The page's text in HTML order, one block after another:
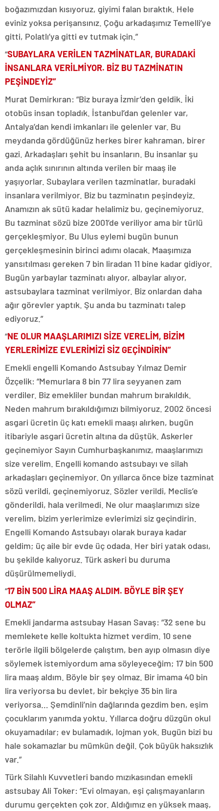
boğazımızdan kısıyoruz, giyimi falan bıraktık. Hele
eviniz yoksa perişansınız. Çoğu arkadaşımız Temelli’ye
gitti, Polatlı’ya gitti ev tutmak için.”
“SUBAYLARA VERİLEN TAZMİNATLAR, BURADAKİ
İNSANLARA VERİLMİYOR. BİZ BU TAZMİNATIN
PEŞİNDEYİZ”
Murat Demirkıran: “Biz buraya İzmir’den geldik. İki
otobüs insan topladık. İstanbul’dan gelenler var,
Antalya’dan kendi imkanları ile gelenler var. Bu
meydanda gördüğünüz herkes birer kahraman, birer
gazi. Arkadaşları şehit bu insanların. Bu insanlar şu
anda açlık sınırının altında verilen bir maaş ile
yaşıyorlar. Subaylara verilen tazminatlar, buradaki
insanlara verilmiyor. Biz bu tazminatın peşindeyiz.
Anamızın ak sütü kadar helalimiz bu, geçinemiyoruz.
Bu tazminat sözü bize 2001’de veriliyor ama bir türlü
gerçekleşmiyor. Bu Ulus eylemi bugün bunun
gerçekleşmesinin birinci adımı olacak. Maaşımıza
yansıtılması gereken 7 bin liradan 11 bine kadar gidiyor.
Bugün yarbaylar tazminatı alıyor, albaylar alıyor,
astsubaylara tazminat verilmiyor. Biz onlardan daha
ağır görevler yaptık. Şu anda bu tazminatı talep
ediyoruz.”
“NE OLUR MAAŞLARIMIZI SİZE VERELİM, BİZİM
YERLERİMİZE EVLERİMİZİ SİZ GEÇİNDİRİN”
Emekli engelli Komando Astsubay Yılmaz Demir
Özçelik: “Memurlara 8 bin 77 lira seyyanen zam
verdiler. Biz emekliler bundan mahrum bırakıldık.
Neden mahrum bırakıldığımızı bilmiyoruz. 2002 öncesi
asgari ücretin üç katı emekli maaşı alırken, bugün
itibariyle asgari ücretin altına da düştük. Askerler
geçinemiyor Sayın Cumhurbaşkanımız, maaşlarımızı
size verelim. Engelli komando astsubayı ve silah
arkadaşları geçinemiyor. On yıllarca önce bize tazminat
sözü verildi, geçinemiyoruz. Sözler verildi, Meclis’e
gönderildi, hala verilmedi. Ne olur maaşlarımızı size
verelim, bizim yerlerimize evlerimizi siz geçindirin.
Engelli Komando Astsubayı olarak buraya kadar
geldim; üç aile bir evde üç odada. Her biri yatak odası,
bu şekilde kalıyoruz. Türk askeri bu duruma
düşürülmemeliydi.
“17 BİN 500 LİRA MAAŞ ALDIM. BÖYLE BİR ŞEY
OLMAZ”
Emekli jandarma astsubay Hasan Savaş: “32 sene bu
memlekete kelle koltukta hizmet verdim. 10 sene
terörle ilgili bölgelerde çalıştım, ben ayıp olmasın diye
söylemek istemiyordum ama söyleyeceğim; 17 bin 500
lira maaş aldım. Böyle bir şey olmaz. Bir imama 40 bin
lira veriyorsa bu devlet, bir bekçiye 35 bin lira
veriyorsa… Şemdinli’nin dağlarında gezdim ben, eşim
çocuklarım yanımda yoktu. Yıllarca doğru düzgün okul
okuyamadılar; ev bulamadık, lojman yok. Bugün bizi bu
hale sokamazlar bu mümkün değil. Çok büyük haksızlık
var.”
Türk Silahlı Kuvvetleri bando mızıkasından emekli
astsubay Ali Toker: “Evi olmayan, eşi çalışmayanların
durumu gerçekten çok zor. Aldığımız en yüksek maaş,